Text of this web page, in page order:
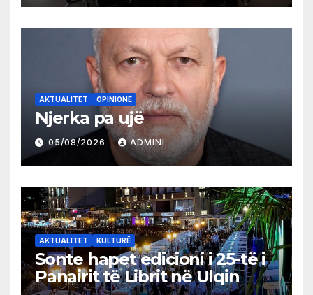
AKTUALITET OPINIONE
Njerka pa ujë
05/08/2026 ADMINI
AKTUALITET KULTURË
Sonte hapet edicioni i 25-të i
Panairit të Librit në Ulqin